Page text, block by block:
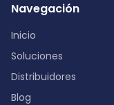
Navegación
Inicio
Soluciones
Distribuidores
Blog